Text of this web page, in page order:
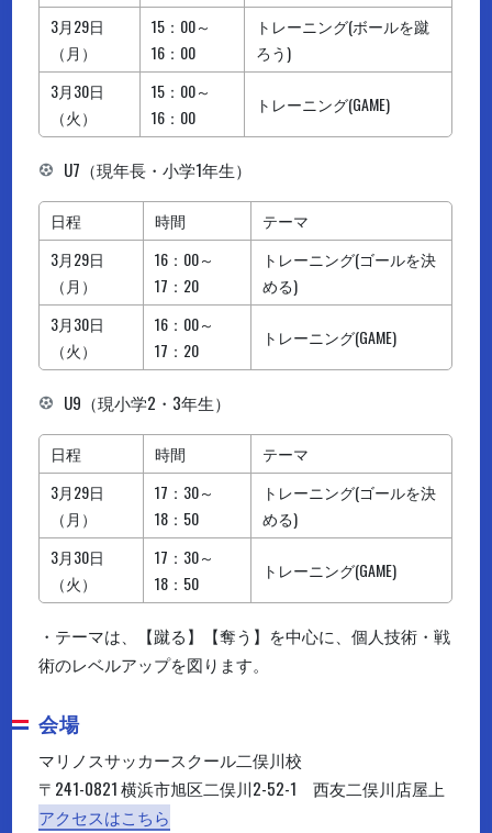
3月29日
（月）
15：00～
16：00
トレーニング(ボールを蹴
ろう)
3月30日
（火）
15：00～
16：00
トレーニング(GAME)
U7（現年長・小学1年生）
日程 時間
テーマ
3月29日
（月）
16：00～
17：20
トレーニング(ゴールを決
める)
3月30日
（火）
16：00～
17：20
トレーニング(GAME)
U9（現小学2・3年生）
日程 時間
テーマ
3月29日
（月）
17：30～
18：50
トレーニング(ゴールを決
める)
3月30日
（火）
17：30～
18：50
トレーニング(GAME)
・テーマは、【蹴る】【奪う】を中心に、個人技術・戦
術のレベルアップを図ります。
会場
マリノスサッカースクール二俣川校
〒241-0821 横浜市旭区二俣川2-52-1 西友二俣川店屋上
アクセスはこちら